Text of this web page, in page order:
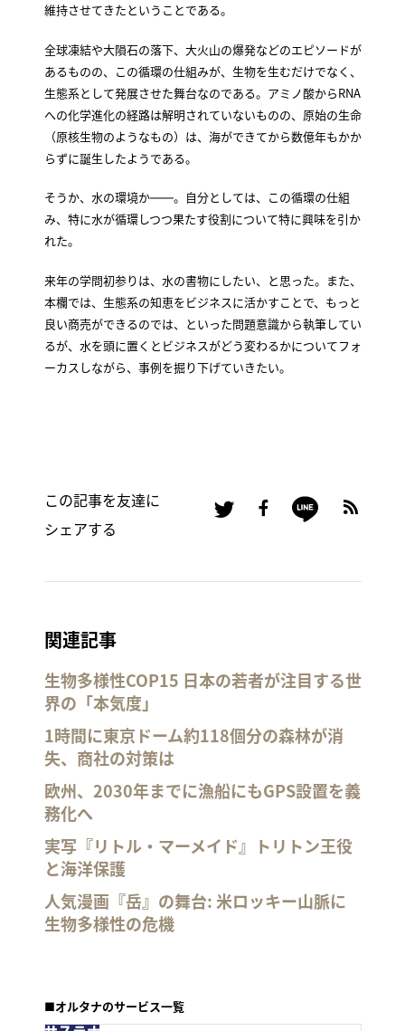
維持させてきたということである。
全球凍結や大隕石の落下、大火山の爆発などのエピソードが
あるものの、この循環の仕組みが、生物を生むだけでなく、
生態系として発展させた舞台なのである。アミノ酸からRNA
への化学進化の経路は解明されていないものの、原始の生命
（原核生物のようなもの）は、海ができてから数億年もかか
らずに誕生したようである。
そうか、水の環境か――。自分としては、この循環の仕組
み、特に水が循環しつつ果たす役割について特に興味を引か
れた。
来年の学問初参りは、水の書物にしたい、と思った。また、
本欄では、生態系の知恵をビジネスに活かすことで、もっと
良い商売ができるのでは、といった問題意識から執筆してい
るが、水を頭に置くとビジネスがどう変わるかについてフォ
ーカスしながら、事例を掘り下げていきたい。
この記事を友達に
シェアする
関連記事
生物多様性COP15 日本の若者が注目する世
界の「本気度」
1時間に東京ドーム約118個分の森林が消
失、商社の対策は
欧州、2030年までに漁船にもGPS設置を義
務化へ
実写『リトル・マーメイド』トリトン王役
と海洋保護
人気漫画『岳』の舞台: 米ロッキー山脈に
生物多様性の危機
■オルタナのサービス一覧